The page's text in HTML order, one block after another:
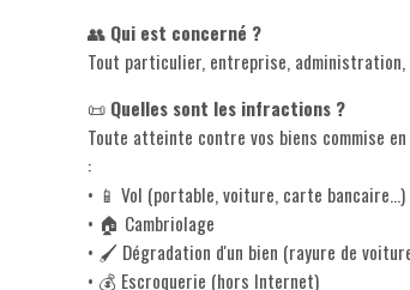
👥 Qui est concerné ?
Tout particulier, entreprise, administration,
📜 Quelles sont les infractions ?
Toute atteinte contre vos biens commise
:
• 📱 Vol (portable, voiture, carte bancaire…)
• 🏠 Cambriolage
• 🖌️ Dégradation d'un bien (rayure de
• 💰 Escroquerie (hors Internet)